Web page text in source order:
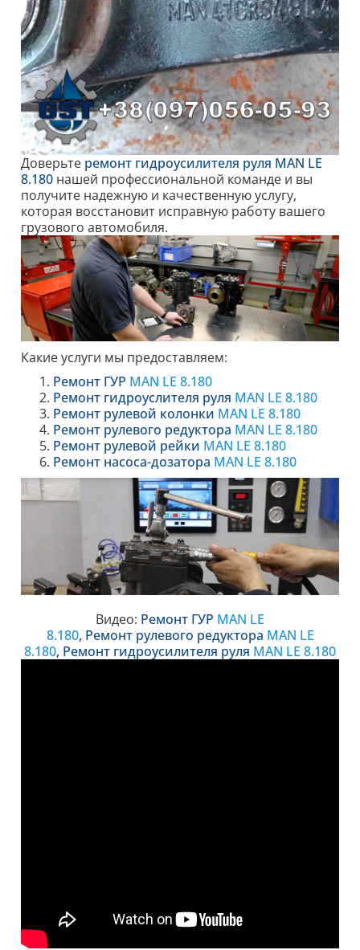
Доверьте ремонт гидроусилителя руля MAN LE
8.180 нашей профессиональной команде и вы
получите надежную и качественную услугу,
которая восстановит исправную работу вашего
грузового автомобиля.
Какие услуги мы предоставляем:
Ремонт ГУР MAN LE 8.180
Ремонт гидроуслителя руля MAN LE 8.180
Ремонт рулевой колонки MAN LE 8.180
Ремонт рулевого редуктора MAN LE 8.180
Ремонт рулевой рейки MAN LE 8.180
Ремонт насоса-дозатора MAN LE 8.180
Видео: Ремонт ГУР MAN LE
8.180, Ремонт рулевого редуктора MAN LE
8.180, Ремонт гидроусилителя руля MAN LE 8.180